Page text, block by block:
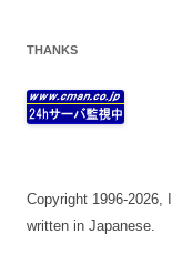
THANKS
Copyright 1996-2026,
written in Japanese.